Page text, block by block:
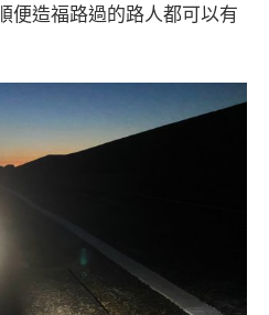
便造福路過的路人都可以有